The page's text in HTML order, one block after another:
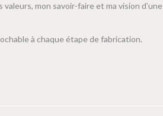
mon savoir-faire et ma vision d’une
à chaque étape de fabrication.